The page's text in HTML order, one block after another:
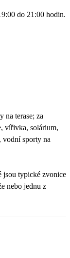
do 21:00 hodin.
na terase; za
vířivka, solárium,
vodní sporty na
jsou typické zvonice
nebo jednu z